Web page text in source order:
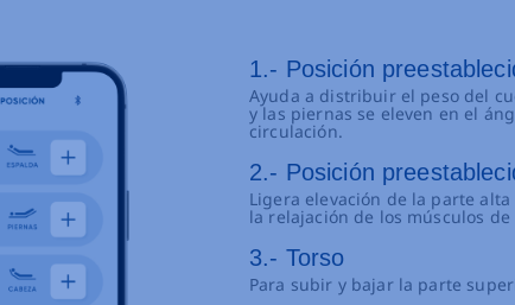
1.- Posición
Ayuda a distribuir el peso del
y las piernas se eleven en el
circulación.
2.- Posición
Ligera elevación de la parte
la relajación de los músculos
3.- Torso
Para subir y bajar la parte